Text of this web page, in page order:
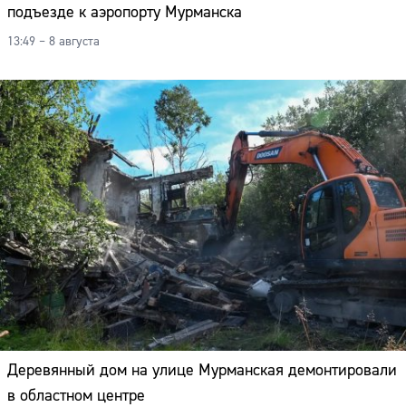
подъезде к аэропорту Мурманска
13:49 – 8 августа
Деревянный дом на улице Мурманская демонтировали
в областном центре
Адрес: